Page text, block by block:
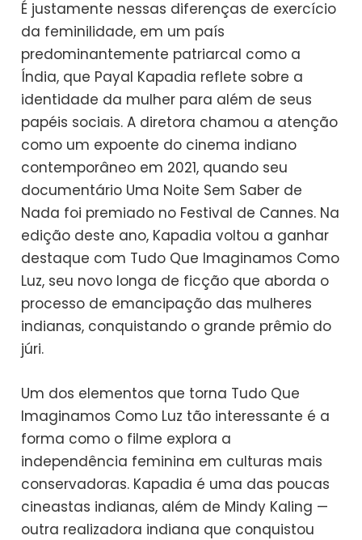
É justamente nessas diferenças de exercício
da feminilidade, em um país
predominantemente patriarcal como a
Índia, que Payal Kapadia reflete sobre a
identidade da mulher para além de seus
papéis sociais. A diretora chamou a atenção
como um expoente do cinema indiano
contemporâneo em 2021, quando seu
documentário Uma Noite Sem Saber de
Nada foi premiado no Festival de Cannes. Na
edição deste ano, Kapadia voltou a ganhar
destaque com Tudo Que Imaginamos Como
Luz, seu novo longa de ficção que aborda o
processo de emancipação das mulheres
indianas, conquistando o grande prêmio do
júri.
Um dos elementos que torna Tudo Que
Imaginamos Como Luz tão interessante é a
forma como o filme explora a
independência feminina em culturas mais
conservadoras. Kapadia é uma das poucas
cineastas indianas, além de Mindy Kaling —
outra realizadora indiana que conquistou